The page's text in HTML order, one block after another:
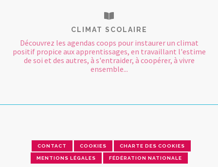
CLIMAT SCOLAIRE
Découvrez les agendas coops pour instaurer un climat
positif propice aux apprentissages, en travaillant l'estime
de soi et des autres, à s'entraider, à coopérer, à vivre
ensemble...
CONTACT COOKIES CHARTE DES COOKIES
MENTIONS LÉGALES FÉDÉRATION NATIONALE